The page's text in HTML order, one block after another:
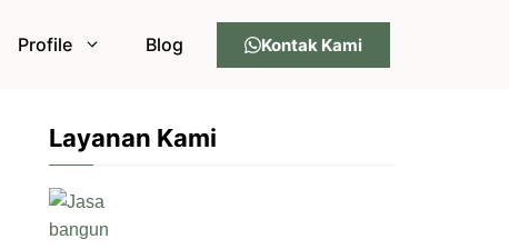
Profile Blog Kontak Kami
Layanan Kami